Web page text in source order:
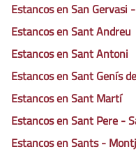
Estancos en San Gervasi
Estancos en Sant Andreu
Estancos en Sant Antoni
Estancos en Sant Genís
Estancos en Sant Martí
Estancos en Sant Pere -
Estancos en Sants -